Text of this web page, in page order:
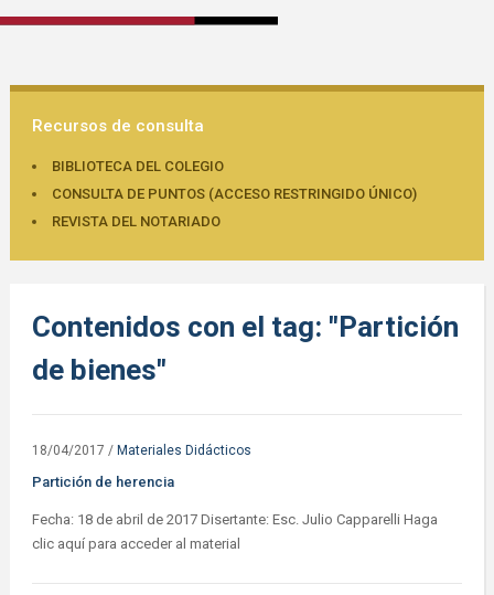
Recursos de consulta
BIBLIOTECA DEL COLEGIO
CONSULTA DE PUNTOS (ACCESO RESTRINGIDO ÚNICO)
REVISTA DEL NOTARIADO
Contenidos con el tag: "Partición
de bienes"
18/04/2017 / Materiales Didácticos
Partición de herencia
Fecha: 18 de abril de 2017 Disertante: Esc. Julio Capparelli Haga
clic aquí para acceder al material